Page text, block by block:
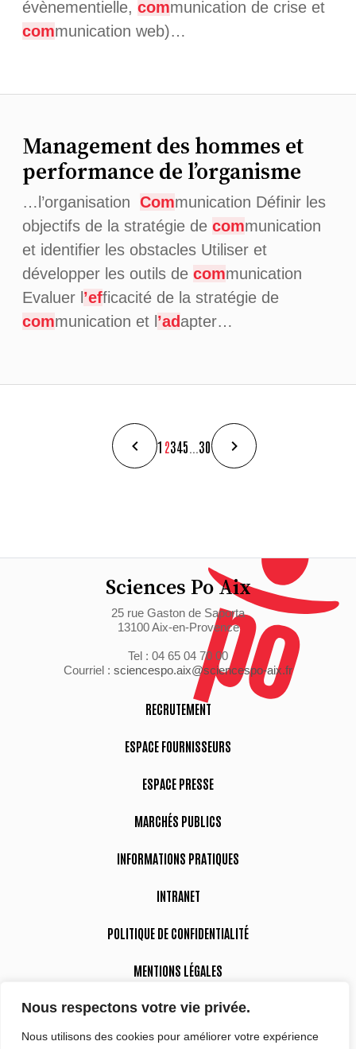
Nous respectons votre vie privée.
Nous utilisons des cookies pour améliorer votre expérience
évènementielle, communication de crise et
communication web)…
Management des hommes et
performance de l’organisme
…l’organisation Communication Définir les
objectifs de la stratégie de communication
et identifier les obstacles Utiliser et
développer les outils de communication
Evaluer l ’efficacité de la stratégie de
communication et l ’ad apter…
1 2345 30
Sciences Po Aix
25 rue Gaston de Saporta
13100 Aix-en-Provence
Tel : 04 65 04 70 00
Courriel : sciencespo.aix@sciencespo-aix.fr
RECRUTEMENT
ESPACE FOURNISSEURS
ESPACE PRESSE
MARCHÉS PUBLICS
INFORMATIONS PRATIQUES
INTRANET
POLITIQUE DE CONFIDENTIALITÉ
MENTIONS LÉGALES
DÉCLARATION D’ACCESSIBILITÉ